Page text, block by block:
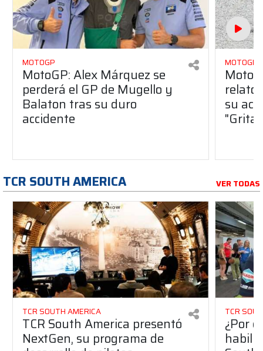
MOTOGP
MotoGP: Alex Márquez se
perderá el GP de Mugello y
Balaton tras su duro
accidente
MOTOGP
relato
su
TCR SOUTH AMERICA VER TODAS
TCR SOUTH AMERICA
TCR South America presentó
NextGen, su programa de
TCR
¿Por